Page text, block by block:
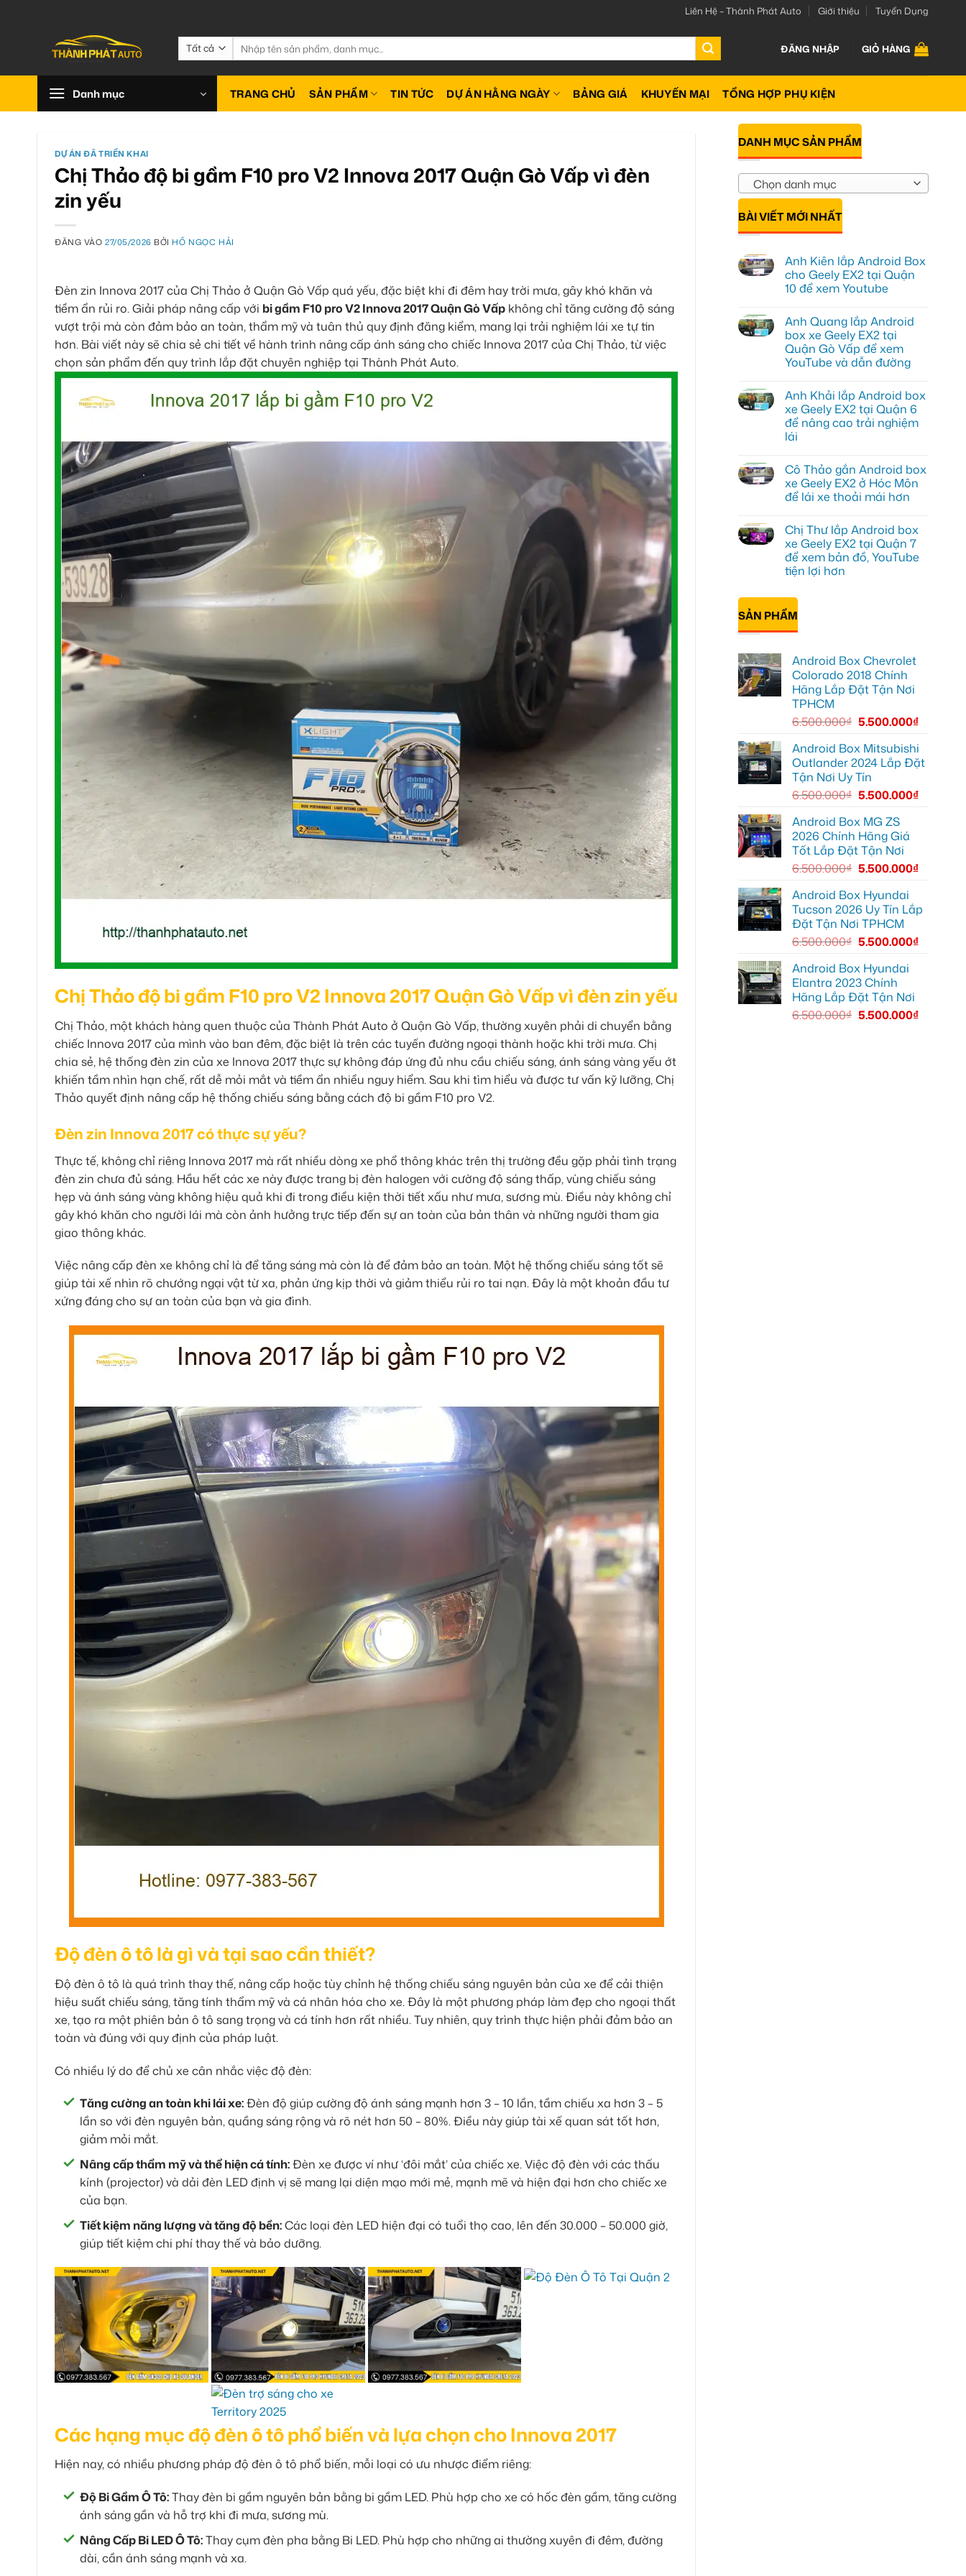
Liên Hệ – Thành Phát Auto Giới thiệu Tuyển Dụng
Tìm
kiếm:
ĐĂNG NHẬP GIỎ HÀNG
Danh mục TRANG CHỦ SẢN PHẨM TIN TỨC DỰ ÁN HẰNG NGÀY BẢNG GIÁ KHUYẾN MẠI TỔNG HỢP PHỤ KIỆN
DỰ ÁN ĐÃ TRIỂN KHAI
Chị Thảo độ bi gầm F10 pro V2 Innova 2017 Quận Gò Vấp vì đèn
zin yếu
ĐĂNG VÀO27/05/2026 BỞI HỒ NGỌC HẢI
Đèn zin Innova 2017 của Chị Thảo ở Quận Gò Vấp quá yếu, đặc biệt khi đi đêm hay trời mưa, gây khó khăn và
tiềm ẩn rủi ro. Giải pháp nâng cấp với bi gầm F10 pro V2 Innova 2017 Quận Gò Vấp không chỉ tăng cường độ sáng
vượt trội mà còn đảm bảo an toàn, thẩm mỹ và tuân thủ quy định đăng kiểm, mang lại trải nghiệm lái xe tự tin
hơn. Bài viết này sẽ chia sẻ chi tiết về hành trình nâng cấp ánh sáng cho chiếc Innova 2017 của Chị Thảo, từ việc
chọn sản phẩm đến quy trình lắp đặt chuyên nghiệp tại Thành Phát Auto.
Chị Thảo độ bi gầm F10 pro V2 Innova 2017 Quận Gò Vấp vì đèn zin yếu
Chị Thảo, một khách hàng quen thuộc của Thành Phát Auto ở Quận Gò Vấp, thường xuyên phải di chuyển bằng
chiếc Innova 2017 của mình vào ban đêm, đặc biệt là trên các tuyến đường ngoại thành hoặc khi trời mưa. Chị
chia sẻ, hệ thống đèn zin của xe Innova 2017 thực sự không đáp ứng đủ nhu cầu chiếu sáng, ánh sáng vàng yếu ớt
khiến tầm nhìn hạn chế, rất dễ mỏi mắt và tiềm ẩn nhiều nguy hiểm. Sau khi tìm hiểu và được tư vấn kỹ lưỡng, Chị
Thảo quyết định nâng cấp hệ thống chiếu sáng bằng cách độ bi gầm F10 pro V2.
Đèn zin Innova 2017 có thực sự yếu?
Thực tế, không chỉ riêng Innova 2017 mà rất nhiều dòng xe phổ thông khác trên thị trường đều gặp phải tình trạng
đèn zin chưa đủ sáng. Hầu hết các xe này được trang bị đèn halogen với cường độ sáng thấp, vùng chiếu sáng
hẹp và ánh sáng vàng không hiệu quả khi đi trong điều kiện thời tiết xấu như mưa, sương mù. Điều này không chỉ
gây khó khăn cho người lái mà còn ảnh hưởng trực tiếp đến sự an toàn của bản thân và những người tham gia
giao thông khác.
Việc nâng cấp đèn xe không chỉ là để tăng sáng mà còn là để đảm bảo an toàn. Một hệ thống chiếu sáng tốt sẽ
giúp tài xế nhìn rõ chướng ngại vật từ xa, phản ứng kịp thời và giảm thiểu rủi ro tai nạn. Đây là một khoản đầu tư
xứng đáng cho sự an toàn của bạn và gia đình.
Độ đèn ô tô là gì và tại sao cần thiết?
Độ đèn ô tô là quá trình thay thế, nâng cấp hoặc tùy chỉnh hệ thống chiếu sáng nguyên bản của xe để cải thiện
hiệu suất chiếu sáng, tăng tính thẩm mỹ và cá nhân hóa cho xe. Đây là một phương pháp làm đẹp cho ngoại thất
xe, tạo ra một phiên bản ô tô sang trọng và cá tính hơn rất nhiều. Tuy nhiên, quy trình thực hiện phải đảm bảo an
toàn và đúng với quy định của pháp luật.
Có nhiều lý do để chủ xe cân nhắc việc độ đèn:
Tăng cường an toàn khi lái xe:Đèn độ giúp cường độ ánh sáng mạnh hơn 3 – 10 lần, tầm chiếu xa hơn 3 – 5
lần so với đèn nguyên bản, quầng sáng rộng và rõ nét hơn 50 – 80%. Điều này giúp tài xế quan sát tốt hơn,
giảm mỏi mắt.
Nâng cấp thẩm mỹ và thể hiện cá tính:Đèn xe được ví như ‘đôi mắt’ của chiếc xe. Việc độ đèn với các thấu
kính (projector) và dải đèn LED định vị sẽ mang lại diện mạo mới mẻ, mạnh mẽ và hiện đại hơn cho chiếc xe
của bạn.
Tiết kiệm năng lượng và tăng độ bền:Các loại đèn LED hiện đại có tuổi thọ cao, lên đến 30.000 – 50.000 giờ,
giúp tiết kiệm chi phí thay thế và bảo dưỡng.
Các hạng mục độ đèn ô tô phổ biến và lựa chọn cho Innova 2017
Hiện nay, có nhiều phương pháp độ đèn ô tô phổ biến, mỗi loại có ưu nhược điểm riêng:
Độ Bi Gầm Ô Tô:Thay đèn bi gầm nguyên bản bằng bi gầm LED. Phù hợp cho xe có hốc đèn gầm, tăng cường
ánh sáng gần và hỗ trợ khi đi mưa, sương mù.
Nâng Cấp Bi LED Ô Tô:Thay cụm đèn pha bằng Bi LED. Phù hợp cho những ai thường xuyên đi đêm, đường
dài, cần ánh sáng mạnh và xa.
DANH MỤC SẢN PHẨM
Chọn danh mục
BÀI VIẾT MỚI NHẤT
Anh Kiên lắp Android Box
cho Geely EX2 tại Quận
10 để xem Youtube
bình
luận
ở
Anh
Kiên
lắp
cho
Geely
EX2
tại
Quận
10
Youtube
Anh Quang lắp Android
box xe Geely EX2 tại
Quận Gò Vấp để xem
YouTube và dẫn đường
bình
luận
ở
Anh
Quang
lắp
xe
Geely
EX2
tại
Vấp
để
xem
YouTube
và
dẫn
Anh Khải lắp Android box
xe Geely EX2 tại Quận 6
để nâng cao trải nghiệm
lái
bình
luận
ở
Anh
Android
box
xe
Geely
EX2
tại
để
nâng
cao
trải
Cô Thảo gắn Android box
xe Geely EX2 ở Hóc Môn
để lái xe thoải mái hơn
bình
luận
ở
Cô
Thảo
gắn
box
Geely
EX2
ở
thoải
mái
hơn
Chị Thư lắp Android box
xe Geely EX2 tại Quận 7
để xem bản đồ, YouTube
tiện lợi hơn
có
luận
ở
Chị
Android
box
Geely
EX2
Quận
xem
bản
đồ,
YouTube
tiện
hơn
SẢN PHẨM
Android Box Chevrolet
Colorado 2018 Chính
Hãng Lắp Đặt Tận Nơi
TPHCM
6.500.000₫ 5.500.000₫
Android Box Mitsubishi
Outlander 2024 Lắp Đặt
Tận Nơi Uy Tín
6.500.000₫ 5.500.000₫
Android Box MG ZS
2026 Chính Hãng Giá
Tốt Lắp Đặt Tận Nơi
6.500.000₫ 5.500.000₫
Android Box Hyundai
Tucson 2026 Uy Tín Lắp
Đặt Tận Nơi TPHCM
6.500.000₫ 5.500.000₫
Android Box Hyundai
Elantra 2023 Chính
Hãng Lắp Đặt Tận Nơi
6.500.000₫ 5.500.000₫